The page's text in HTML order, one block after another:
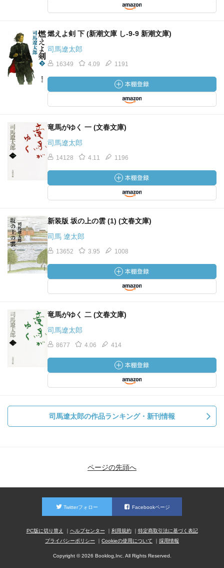
燃えよ剣 下 (新潮文庫 し-9-9 新潮文庫)
司馬遼太郎
16349 4.09 1191
竜馬がゆく 一 (文春文庫)
司馬遼太郎
14128 4.11 1196
新装版 坂の上の雲 (1) (文春文庫)
司馬 遼太郎
13652 3.95 1008
竜馬がゆく 二 (文春文庫)
司馬遼太郎
8677 4.06 414
司馬遼太郎の作品ランキング・新刊情報
ページの先頭へ
Twitterフォロー Facebookページ
PC版に切り替え ヘルプセンター 利用規約
特定商取引法に基づく表記
プライバシーポリシー
Cookieの使用について 採用情報
Copyright © 2026 Booklog,Inc. All Rights Reserved.